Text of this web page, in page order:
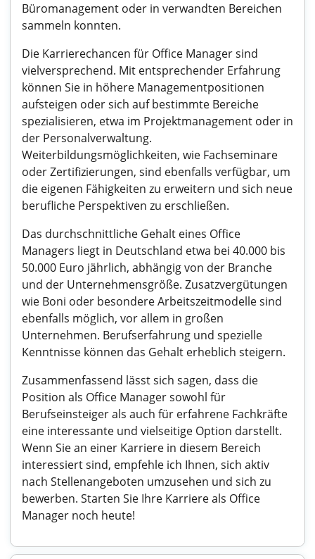
Büromanagement oder in verwandten Bereichen
sammeln konnten.
Die Karrierechancen für Office Manager sind
vielversprechend. Mit entsprechender Erfahrung
können Sie in höhere Managementpositionen
aufsteigen oder sich auf bestimmte Bereiche
spezialisieren, etwa im Projektmanagement oder in
der Personalverwaltung.
Weiterbildungsmöglichkeiten, wie Fachseminare
oder Zertifizierungen, sind ebenfalls verfügbar, um
die eigenen Fähigkeiten zu erweitern und sich neue
berufliche Perspektiven zu erschließen.
Das durchschnittliche Gehalt eines Office
Managers liegt in Deutschland etwa bei 40.000 bis
50.000 Euro jährlich, abhängig von der Branche
und der Unternehmensgröße. Zusatzvergütungen
wie Boni oder besondere Arbeitszeitmodelle sind
ebenfalls möglich, vor allem in großen
Unternehmen. Berufserfahrung und spezielle
Kenntnisse können das Gehalt erheblich steigern.
Zusammenfassend lässt sich sagen, dass die
Position als Office Manager sowohl für
Berufseinsteiger als auch für erfahrene Fachkräfte
eine interessante und vielseitige Option darstellt.
Wenn Sie an einer Karriere in diesem Bereich
interessiert sind, empfehle ich Ihnen, sich aktiv
nach Stellenangeboten umzusehen und sich zu
bewerben. Starten Sie Ihre Karriere als Office
Manager noch heute!